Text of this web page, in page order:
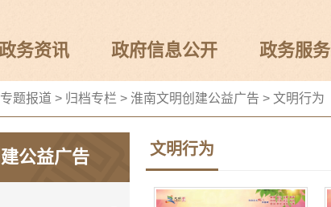
务资讯 政府信息公开 政务服务
专题报道 > 归档专栏 > 淮南文明创建公益广告 > 文明行为
公益广告 文明行为